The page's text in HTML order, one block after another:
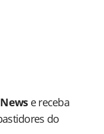
News e receba
do